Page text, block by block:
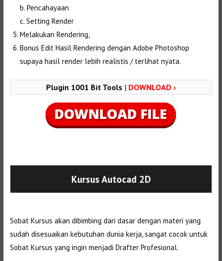
b. Pencahayaan
c. Setting Render
Melakukan Rendering,
Bonus Edit Hasil Rendering dengan Adobe Photoshop
supaya hasil render lebih realistis / terlihat nyata.
Plugin 1001 Bit Tools | DOWNLOAD ›
Kursus Autocad 2D
Sobat Kursus akan dibimbing dari dasar dengan materi yang
sudah disesuaikan kebutuhan dunia kerja, sangat cocok untuk
Sobat Kursus yang ingin menjadi Drafter Profesional.